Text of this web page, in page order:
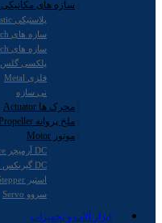
سازه های مکانیکی Mechanical Structure
پلاستیکی Plastic
سازه های ToyMech
سازه های EasyMech
پلکسی گلس Plexi Glass
فلزی Metal
نی سازه
محرک ها Actuator
ملخ پروانه Propeller
موتور Motor
DC آرمیچر Armature
DC گیربکس دار DC Gear Motor
استپر Stepper
سروو Servo
ابزار آلات و تجهیزات